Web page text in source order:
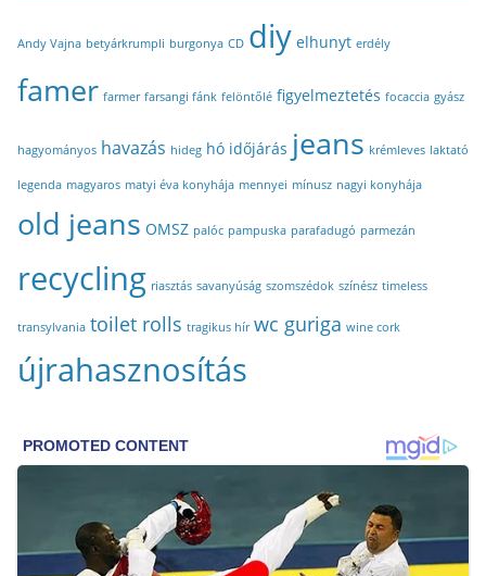
Andy Vajna betyárkrumpli burgonya CD diy elhunyt erdély
famer farmer farsangi fánk felöntőlé figyelmeztetés focaccia gyász
hagyományos havazás hideg hó időjárás jeans krémleves laktató
legenda magyaros matyi éva konyhája mennyei mínusz nagyi konyhája
old jeans OMSZ palóc pampuska parafadugó parmezán
recycling riasztás savanyúság szomszédok színész timeless
transylvania toilet rolls tragikus hír wc guriga wine cork
újrahasznosítás